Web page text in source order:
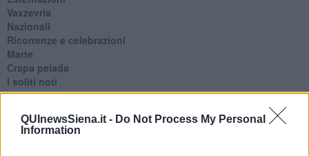
QUInewsSiena.it - Do Not Process My Personal
Information
Vaxzevria
Nazionali
​Ricorrenze e celebrazioni
Marte
​Crapa pelada
​I soliti noti
Arie
No profit
Dragonheart